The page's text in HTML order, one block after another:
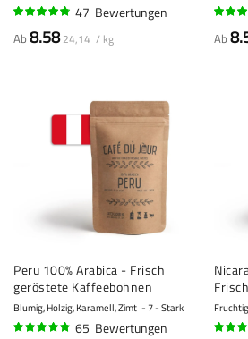
47 Bewertungen
Ab8.58 24,14 / kg Ab
Peru 100% Arabica - Frisch
geröstete Kaffeebohnen
Blumig, Holzig, Karamell, Zimt 7 - Stark
65 Bewertungen